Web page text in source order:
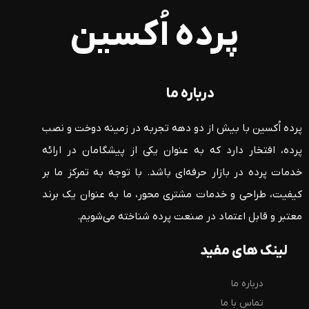
پرده اُکسین
درباره ما
پرده اُکسین با بیش از دو دهه تجربه در زمینه دوخت و نصب
پرده، افتخار دارد که به عنوان یکی از پیشگامان در ارائه
خدمات پرده در بازار حرفه‌ای باشد. با توجه به تمرکز ما بر
کیفیت، طراحی و خدمات مشتری محور، ما به عنوان یک برند
معتبر و قابل اعتماد در صنعت پرده شناخته می‌شویم.
لینک های مفید
درباره ما
تماس با ما